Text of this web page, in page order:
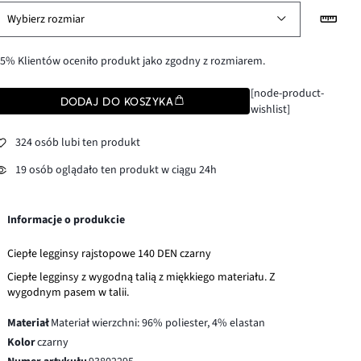
Wybierz rozmiar
Klientów oceniło produkt jako zgodny z rozmiarem.
DODAJ DO KOSZYKA
[node-product-
wishlist]
324 osób lubi ten produkt
19 osób oglądało ten produkt w ciągu 24h
Informacje o produkcie
Ciepłe legginsy rajstopowe 140 DEN czarny
Ciepłe legginsy z wygodną talią z miękkiego materiału. Z
wygodnym pasem w talii.
MateriałMateriał wierzchni: 96% poliester, 4% elastan
Kolorczarny